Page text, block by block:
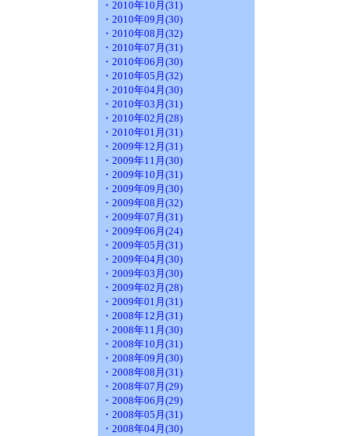
・2010年10月(31)
・2010年09月(30)
・2010年08月(32)
・2010年07月(31)
・2010年06月(30)
・2010年05月(32)
・2010年04月(30)
・2010年03月(31)
・2010年02月(28)
・2010年01月(31)
・2009年12月(31)
・2009年11月(30)
・2009年10月(31)
・2009年09月(30)
・2009年08月(32)
・2009年07月(31)
・2009年06月(24)
・2009年05月(31)
・2009年04月(30)
・2009年03月(30)
・2009年02月(28)
・2009年01月(31)
・2008年12月(31)
・2008年11月(30)
・2008年10月(31)
・2008年09月(30)
・2008年08月(31)
・2008年07月(29)
・2008年06月(29)
・2008年05月(31)
・2008年04月(30)